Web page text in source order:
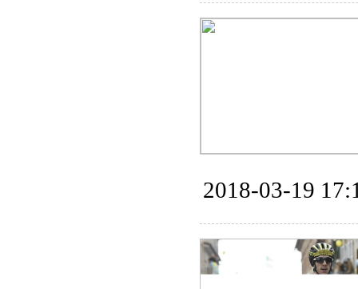
2018-03-19